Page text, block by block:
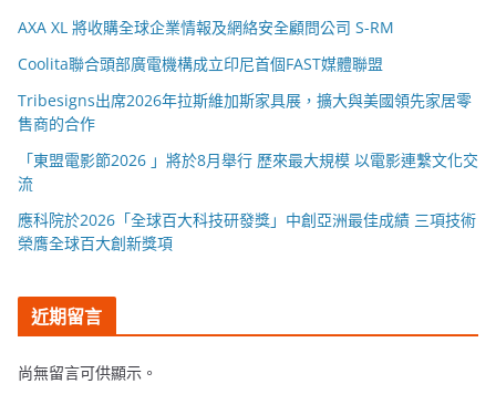
AXA XL 將收購全球企業情報及網絡安全顧問公司 S-RM
Coolita聯合頭部廣電機構成立印尼首個FAST媒體聯盟
Tribesigns出席2026年拉斯維加斯家具展，擴大與美國領先家居零
售商的合作
「東盟電影節2026 」將於8月舉行 歷來最大規模 以電影連繫文化交
流
應科院於2026「全球百大科技研發獎」中創亞洲最佳成績 三項技術
榮膺全球百大創新獎項
近期留言
尚無留言可供顯示。